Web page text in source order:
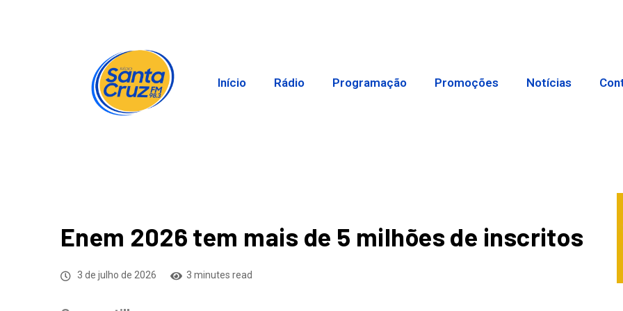
Início Rádio Programação Promoções Notícias
Enem 2026 tem mais de 5 milhões de inscritos
3 de julho de 2026 3 minutes read